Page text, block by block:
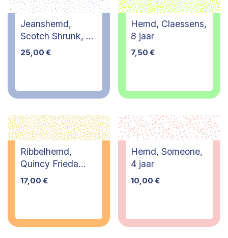
Jeanshemd,
Scotch Shrunk, 10
jaar
25,00 €
Hemd, Claessens,
8 jaar
7,50 €
Ribbelhemd,
Quincy Frieda
Degeyter, 8 jaar
17,00 €
Hemd, Someone,
4 jaar
10,00 €